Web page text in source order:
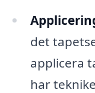
det
applicera
har